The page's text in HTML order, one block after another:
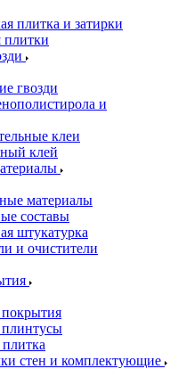
плитка и затирки
плитки
гвозди
и
клеи
клей
материалы
составы
штукатурка
и очистители
стен и комплектующие